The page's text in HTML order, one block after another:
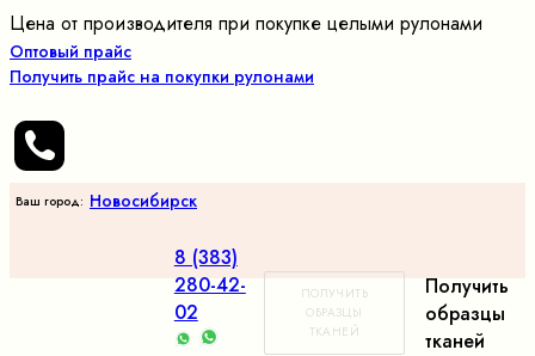
Цена от производителя при покупке целыми рулонами
Оптовый прайс
Получить прайс на покупки рулонами
Ваш город: Новосибирск
8 (383)
280-42-
02
ПОЛУЧИТЬ
ОБРАЗЦЫ
ТКАНЕЙ
Получить
образцы
тканей